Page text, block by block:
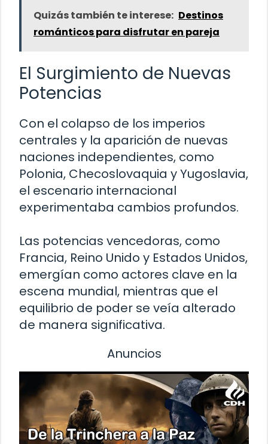
Quizás también te interese: Destinos
románticos para disfrutar en pareja
El Surgimiento de Nuevas
Potencias
Con el colapso de los imperios
centrales y la aparición de nuevas
naciones independientes, como
Polonia, Checoslovaquia y Yugoslavia,
el escenario internacional
experimentaba cambios profundos.
Las potencias vencedoras, como
Francia, Reino Unido y Estados Unidos,
emergían como actores clave en la
escena mundial, mientras que el
equilibrio de poder se veía alterado
de manera significativa.
Anuncios